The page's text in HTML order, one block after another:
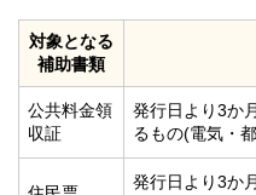
対象となる
補助書類
公共料金領
収証
発行日より3か
るもの(電気・
発行日より3か